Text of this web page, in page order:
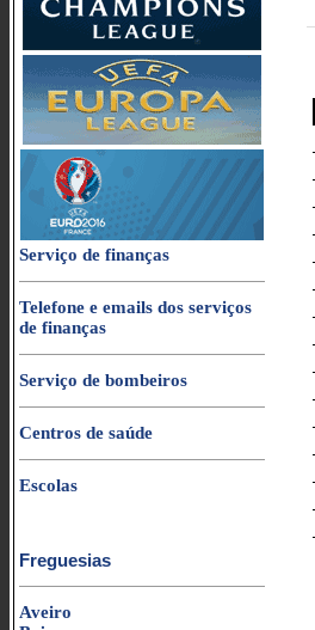
Serviço de finanças
Telefone e emails dos serviços
de finanças
Serviço de bombeiros
Centros de saúde
Escolas
Freguesias
Aveiro